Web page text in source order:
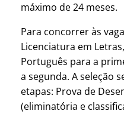
máximo de 24 meses.
Para concorrer às
Licenciatura em
Português para a
a segunda. A seleção
etapas: Prova de
(eliminatória e